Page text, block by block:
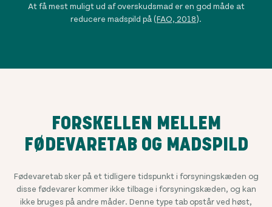
At få mest muligt ud af overskudsmad er en god måde at
reducere madspild på (FAO, 2018).
FORSKELLEN MELLEM
FØDEVARETAB OG MADSPILD
Fødevaretab sker på et tidligere tidspunkt i forsyningskæden og
disse fødevarer kommer ikke tilbage i forsyningskæden, og kan
ikke bruges på andre måder. Denne type tab opstår ved høst,